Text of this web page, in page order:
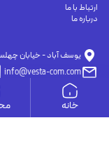
ارتباط با ما
درباره ما
يوسف آباد - خيابان چهلستون -
info@vesta-com.com
خانه